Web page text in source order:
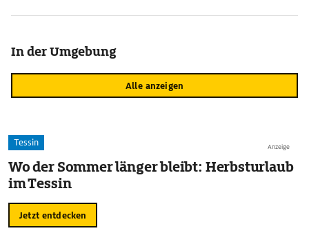
In der Umgebung
Alle anzeigen
Anzeige
Tessin
Wo der Sommer länger bleibt: Herbsturlaub
im Tessin
Jetzt entdecken